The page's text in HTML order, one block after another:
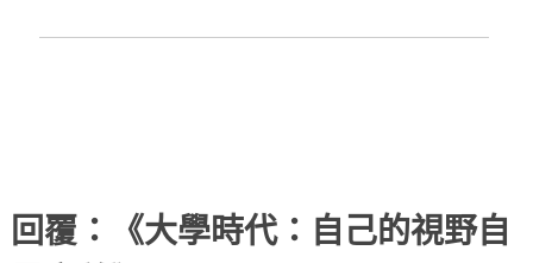
回覆：《大學時代：自己的視野自